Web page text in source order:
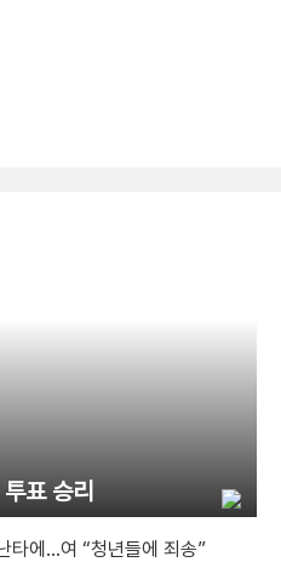
표 승리
타에…여 “청년들에 죄송”